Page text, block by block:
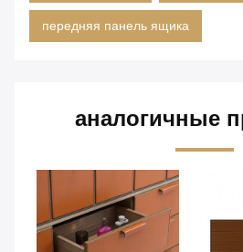
передняя панель ящика
аналогичные